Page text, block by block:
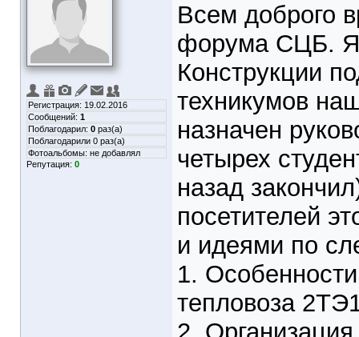
Регистрация: 19.02.2016
Сообщений: 1
Поблагодарил: 0 раз(а)
Поблагодарили 0 раз(а)
Фотоальбомы: не добавлял
Репутация: 0
Всем доброго
форума СЦБ. Я
Конструкции
техникумов
назначен
четырех
назад
посетителей
и идеями по
1.
тепловоза